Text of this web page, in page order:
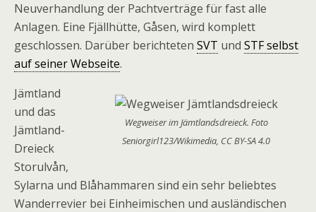
Neuverhandlung der Pachtverträge für fast alle
Anlagen. Eine Fjällhütte, Gåsen, wird komplett
geschlossen. Darüber berichteten SVT und STF selbst
auf seiner Webseite.
Wegweiser im Jämtlandsdreieck. Foto
Seniorgirl123/Wikimedia, CC BY-SA 4.0
Jämtland
und das
Jämtland-
Dreieck
Storulvån,
Sylarna und Blåhammaren sind ein sehr beliebtes
Wanderrevier bei Einheimischen und ausländischen